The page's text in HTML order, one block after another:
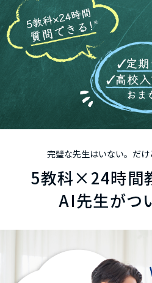
完璧な先生はいない。だ
5教科×24時間
AI先生がつ